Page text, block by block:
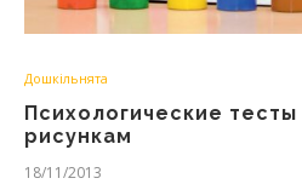
Дошкільнята
Психологические
рисункам
18/11/2013